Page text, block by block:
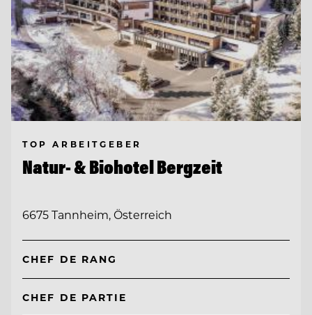
TOP ARBEITGEBER
Natur- & Biohotel Bergzeit
6675 Tannheim, Österreich
CHEF DE RANG
CHEF DE PARTIE